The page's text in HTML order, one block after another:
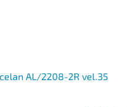
AL/2208-2R vel.35